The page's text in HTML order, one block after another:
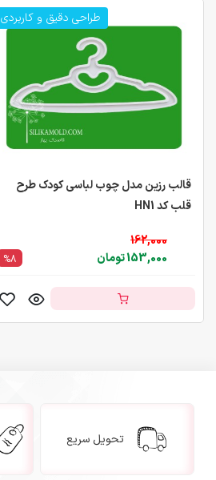
طراحی دقیق و کاربردی
قالب رزین مدل چوب لباسی کودک طرح
قلب کد HN1
162,000
153,000 تومان
%8
تحویل سریع